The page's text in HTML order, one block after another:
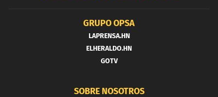
GRUPO OPSA
LAPRENSA.HN
ELHERALDO.HN
GOTV
SOBRE NOSOTROS